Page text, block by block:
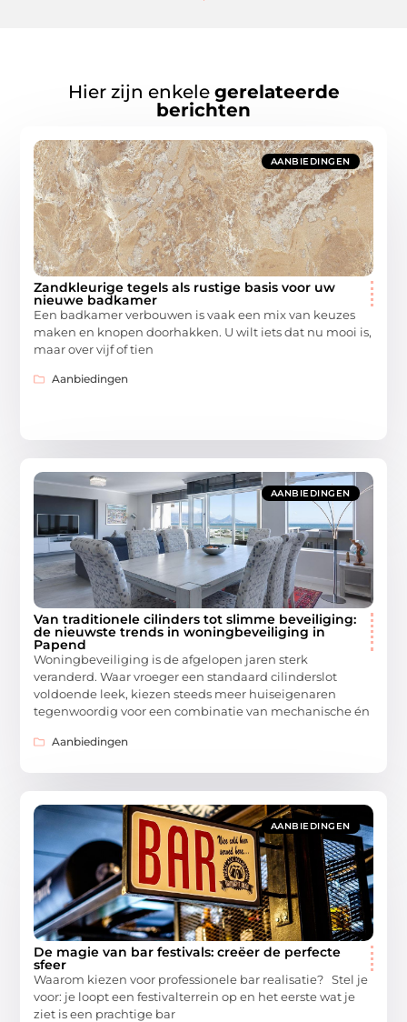
Hier zijn enkele gerelateerde
berichten
AANBIEDINGEN
Zandkleurige tegels als rustige basis voor uw
nieuwe badkamer
Een badkamer verbouwen is vaak een mix van keuzes
maken en knopen doorhakken. U wilt iets dat nu mooi is,
maar over vijf of tien
Aanbiedingen
AANBIEDINGEN
Van traditionele cilinders tot slimme beveiliging:
de nieuwste trends in woningbeveiliging in
Papend
Woningbeveiliging is de afgelopen jaren sterk
veranderd. Waar vroeger een standaard cilinderslot
voldoende leek, kiezen steeds meer huiseigenaren
tegenwoordig voor een combinatie van mechanische én
Aanbiedingen
AANBIEDINGEN
De magie van bar festivals: creëer de perfecte
sfeer
Waarom kiezen voor professionele bar realisatie? Stel je
voor: je loopt een festivalterrein op en het eerste wat je
ziet is een prachtige bar